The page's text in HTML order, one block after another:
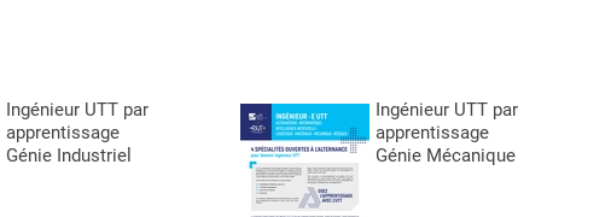
Ingénieur UTT par
apprentissage
Génie Industriel
Ingénieur UTT par
apprentissage
Génie Mécanique